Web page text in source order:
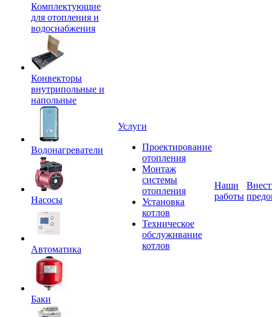
Комплектующие
для отопления и
водоснабжения
Конвекторы
внутрипольные и
напольные
Водонагреватели
Насосы
Автоматика
Баки
Услуги
Проектирование
отопления
Монтаж
системы
отопления
Установка
котлов
Техническое
обслуживание
котлов
Наши
работы